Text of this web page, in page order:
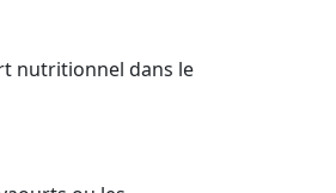
nutritionnel dans le